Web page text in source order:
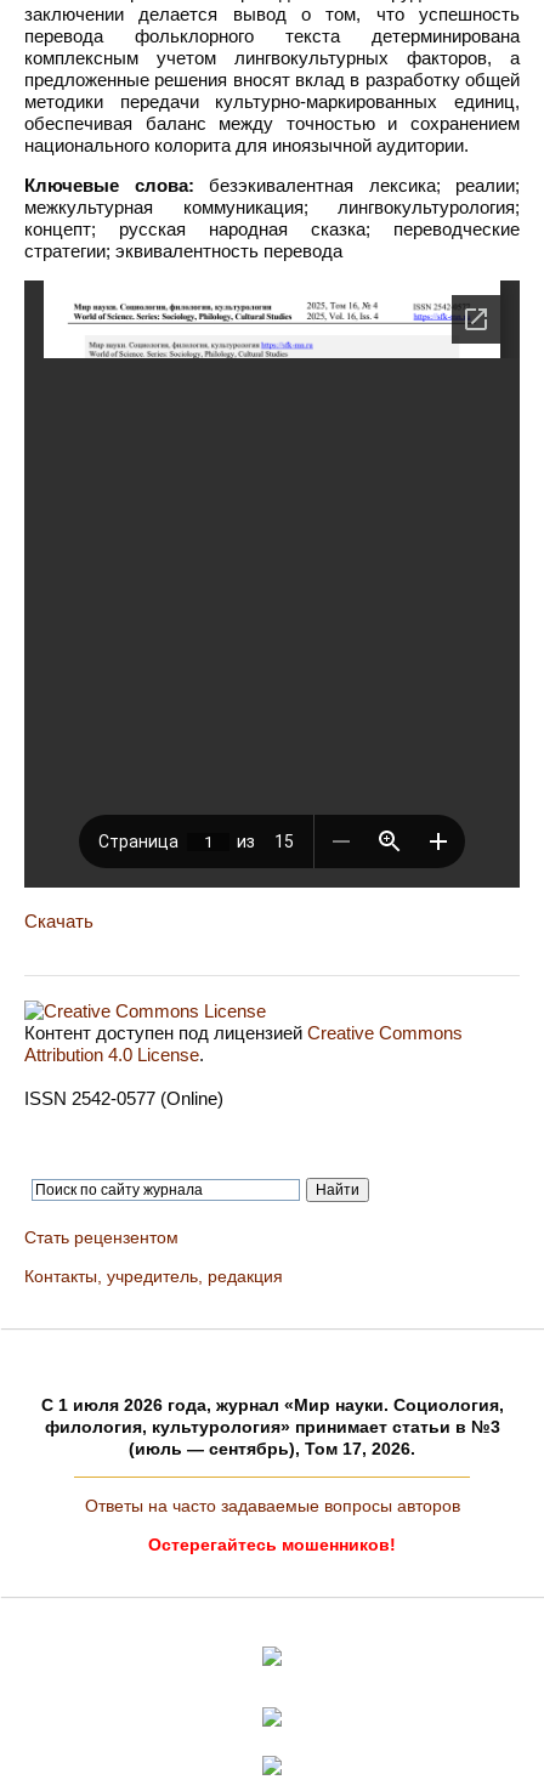
заключении делается вывод о том, что успешность
перевода фольклорного текста детерминирована
комплексным учетом лингвокультурных факторов, а
предложенные решения вносят вклад в разработку общей
методики передачи культурно-маркированных единиц,
обеспечивая баланс между точностью и сохранением
национального колорита для иноязычной аудитории.
Ключевые слова: безэкивалентная лексика; реалии;
межкультурная коммуникация; лингвокультурология;
концепт; русская народная сказка; переводческие
стратегии; эквивалентность перевода
Скачать
Контент доступен под лицензией Creative Commons
Attribution 4.0 License.
ISSN 2542-0577 (Online)
Стать рецензентом
Контакты, учредитель, редакция
C 1 июля 2026 года, журнал «Мир науки. Социология,
филология, культурология» принимает статьи в №3
(июль — сентябрь), Том 17, 2026.
Ответы на часто задаваемые вопросы авторов
Остерегайтесь мошенников!